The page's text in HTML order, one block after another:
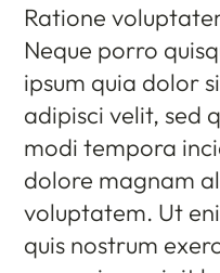
Ratione
Neque porro
ipsum quia dolor
adipisci velit, sed
modi tempora
dolore magnam
voluptatem. Ut
quis nostrum